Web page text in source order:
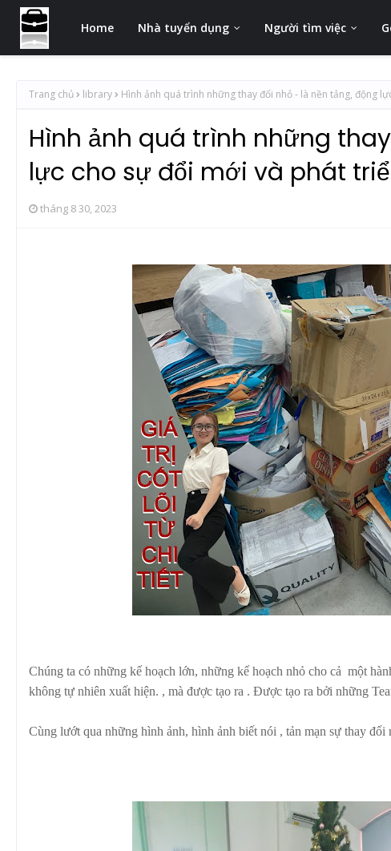
Home Nhà tuyển dụng Người tìm việc
Trang chủ library Hình ảnh quá trình những thay đổi nhỏ - là nền tảng, động
Hình ảnh quá trình những
lực cho sự đổi mới và phát
tháng 8 30, 2023
Chúng ta có những kế hoạch lớn, những kế hoạch nhỏ cho cả một
không tự nhiên xuất hiện. , mà được tạo ra . Được tạo ra bởi những
Cùng lướt qua những hình ảnh, hình ảnh biết nói , tản mạn sự thay đổi